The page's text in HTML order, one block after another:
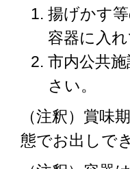
揚げかす
容器に入れ
市内公共
さい。
（注釈）賞味
態でお出しで